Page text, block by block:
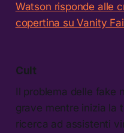
Watson risponde alle
copertina su Vanity
Cult
Il problema delle fake
grave mentre inizia la
ricerca ad assistenti